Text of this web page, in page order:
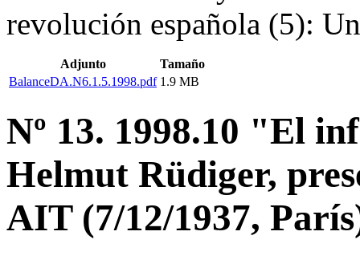
revolución española (5):
Adjunto
Tamaño
BalanceDA.N6.1.5.1998.pdf 1.9 MB
Nº 13. 1998.10 "El
Helmut Rüdiger,
AIT (7/12/1937,